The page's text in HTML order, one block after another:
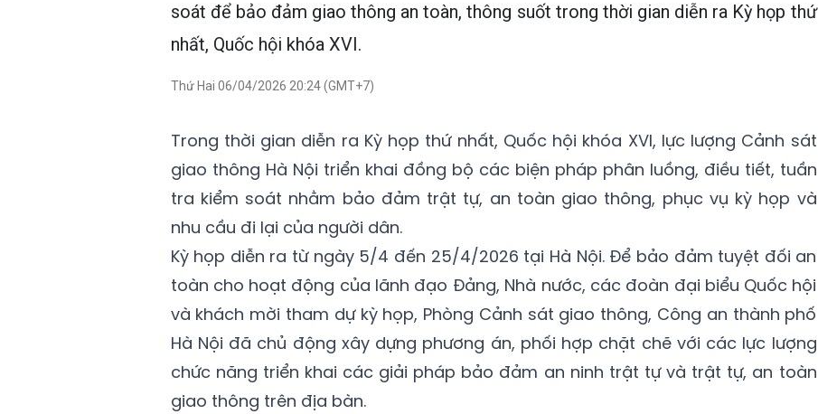
soát để bảo đảm giao thông an toàn, thông suốt trong thời gian diễn ra Kỳ họp thứ
nhất, Quốc hội khóa XVI.
Thứ Hai 06/04/2026 20:24 (GMT+7)
Trong thời gian diễn ra Kỳ họp thứ nhất, Quốc hội khóa XVI, lực lượng Cảnh sát
giao thông Hà Nội triển khai đồng bộ các biện pháp phân luồng, điều tiết, tuần
tra kiểm soát nhằm bảo đảm trật tự, an toàn giao thông, phục vụ kỳ họp và
nhu cầu đi lại của người dân.
Kỳ họp diễn ra từ ngày 5/4 đến 25/4/2026 tại Hà Nội. Để bảo đảm tuyệt đối an
toàn cho hoạt động của lãnh đạo Đảng, Nhà nước, các đoàn đại biểu Quốc hội
và khách mời tham dự kỳ họp, Phòng Cảnh sát giao thông, Công an thành phố
Hà Nội đã chủ động xây dựng phương án, phối hợp chặt chẽ với các lực lượng
chức năng triển khai các giải pháp bảo đảm an ninh trật tự và trật tự, an toàn
giao thông trên địa bàn.